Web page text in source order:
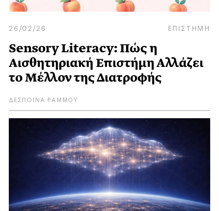
26/02/26 ΕΠΙΣΤΗΜΗ
Sensory Literacy: Πώς η
Αισθητηριακή Επιστήμη Αλλάζει
το Μέλλον της Διατροφής
ΔΕΣΠΟΙΝΑ ΡΑΜΜΟΥ